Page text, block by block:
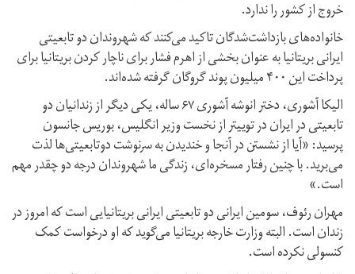
خروج از کشور را ندارد.
خانواده‌های بازداشت‌شدگان تاکید می‌کنند که شهروندان دو تابعیتی
ایرانی بریتانیا به عنوان بخشی از اهرم فشار برای ناچار کردن بریتانیا برای
پرداخت این ۴۰۰ میلیون پوند گروگان گرفته شده‌اند.
الیکا آشوری، دختر انوشه آشوری ۶۷ ساله، یکی دیگر از زندانیان دو
تابعیتی در ایران در توییتر از نخست وزیر انگلیس، بوریس جانسون
پرسید: «آیا از نشستن در آنجا و خندیدن به سرنوشت دوتابعیتی‌ها لذت
می‌برید. با چنین رفتار مسخره‌ای، زندگی ما شهروندان درجه دو چقدر مهم
است.»
مهران رئوف، سومین ایرانی دو تابعیتی ایرانی بریتانیایی است که امروز در
زندان است. البته وزارت خارجه بریتانیا می‌گوید که او درخواست کمک
کنسولی نکرده است.